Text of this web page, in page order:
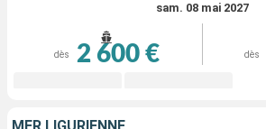
sam. 08 mai 2027
dès 2 600 € dès